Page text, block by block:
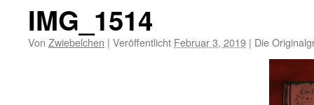
IMG_1514
Von Zwiebelchen | Veröffentlicht Februar 3, 2019 | Die